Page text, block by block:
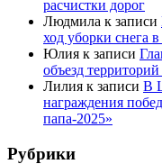
расчистки дорог
Людмила к записи
ход уборки снега
Юлия к записи
объезд
Лилия к записи В
награждения
папа-2025»
Рубрики